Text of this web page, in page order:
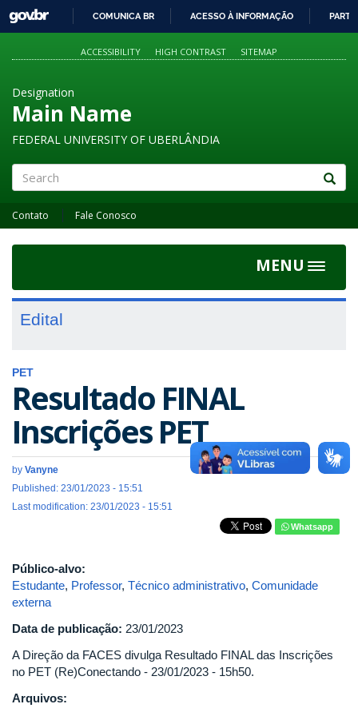
PARA
O
GOVBR
COMUNICA BR ACESSO À INFORMAÇÃO
ACCESSIBILITY HIGH CONTRAST SITEMAP
Designation
Main Name
FEDERAL UNIVERSITY OF UBERLÂNDIA
Contato Fale Conosco
MENU
Toggle
Edital
PET
Resultado FINAL
Inscrições PET
by Vanyne
Published: 23/01/2023 - 15:51
Last modification: 23/01/2023 - 15:51
Whatsapp
Público-alvo:
Estudante, Professor, Técnico administrativo, Comunidade
externa
Data de publicação: 23/01/2023
A Direção da FACES divulga Resultado FINAL das Inscrições
no PET (Re)Conectando - 23/01/2023 - 15h50.
Arquivos: